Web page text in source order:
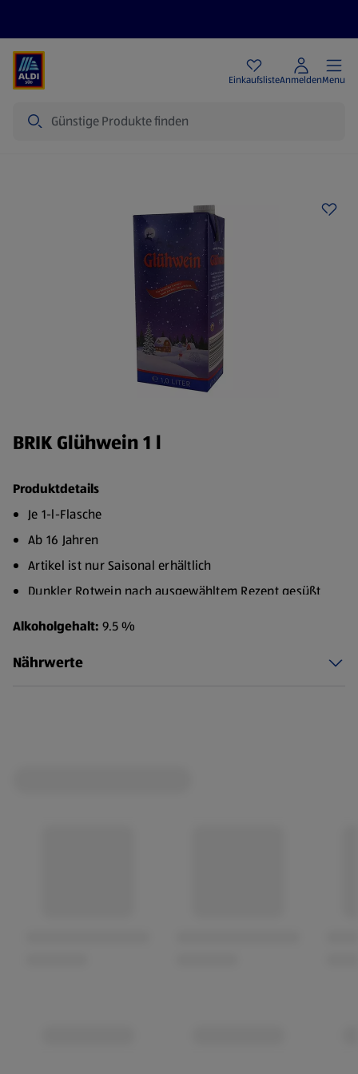
EinkaufslisteAnmeldenMenu
BRIK Glühwein 1 l
Produktdetails
Je 1-l-Flasche
Ab 16 Jahren
Artikel ist nur Saisonal erhältlich
Dunkler Rotwein nach ausgewähltem Rezept gesüßt
Geschmacksrichtung: aromatisch würzig
Speiseempfehlung: zu jeder Gelegenheit, auch zu
Alkoholgehalt: 9.5 %
Nährwerte